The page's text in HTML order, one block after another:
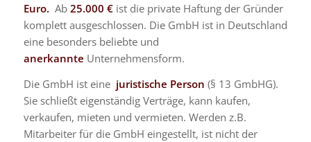
Euro. Ab 25.000 € ist die private Haftung der Gründer
komplett ausgeschlossen. Die GmbH ist in Deutschland
eine besonders beliebte und
anerkannte Unternehmensform.
Die GmbH ist eine juristische Person (§ 13 GmbHG).
Sie schließt eigenständig Verträge, kann kaufen,
verkaufen, mieten und vermieten. Werden z.B.
Mitarbeiter für die GmbH eingestellt, ist nicht der